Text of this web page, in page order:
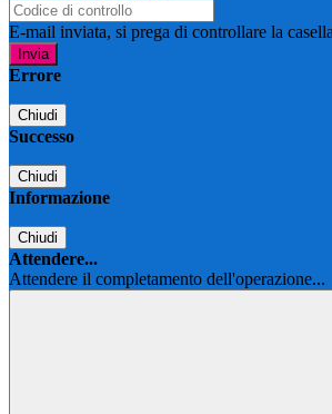
E-mail inviata, si prega di controllare la
Errore
Chiudi
Successo
Chiudi
Informazione
Chiudi
Attendere...
Attendere il completamento dell'operazione...